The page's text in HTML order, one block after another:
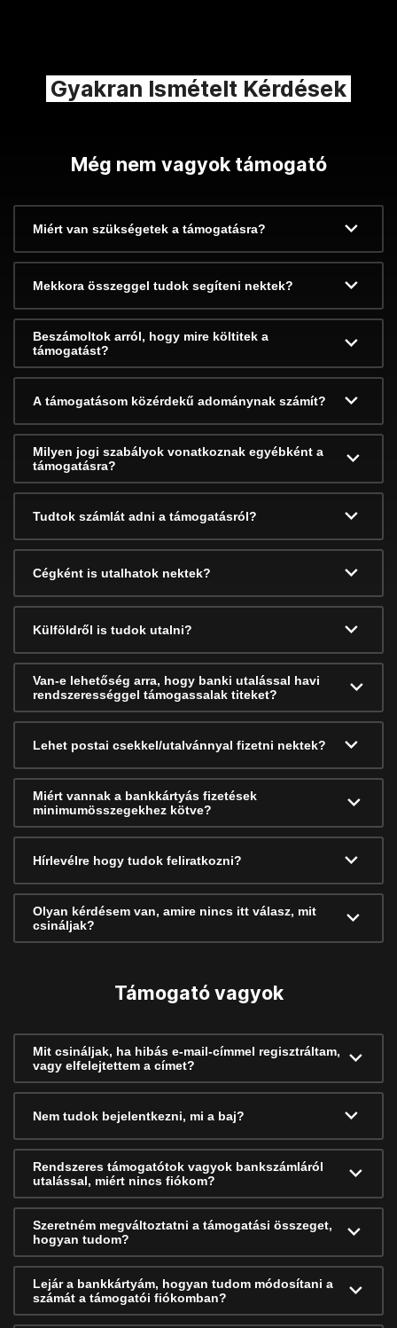
Gyakran Ismételt Kérdések
Még nem vagyok támogató
Miért van szükségetek a támogatásra?
Mekkora összeggel tudok segíteni nektek?
Beszámoltok arról, hogy mire költitek a
támogatást?
A támogatásom közérdekű adománynak számít?
Milyen jogi szabályok vonatkoznak egyébként a
támogatásra?
Tudtok számlát adni a támogatásról?
Cégként is utalhatok nektek?
Külföldről is tudok utalni?
Van-e lehetőség arra, hogy banki utalással havi
rendszerességgel támogassalak titeket?
Lehet postai csekkel/utalvánnyal fizetni nektek?
Miért vannak a bankkártyás fizetések
minimumösszegekhez kötve?
Hírlevélre hogy tudok feliratkozni?
Olyan kérdésem van, amire nincs itt válasz, mit
csináljak?
Támogató vagyok
Mit csináljak, ha hibás e-mail-címmel regisztráltam,
vagy elfelejtettem a címet?
Nem tudok bejelentkezni, mi a baj?
Rendszeres támogatótok vagyok bankszámláról
utalással, miért nincs fiókom?
Szeretném megváltoztatni a támogatási összeget,
hogyan tudom?
Lejár a bankkártyám, hogyan tudom módosítani a
számát a támogatói fiókomban?